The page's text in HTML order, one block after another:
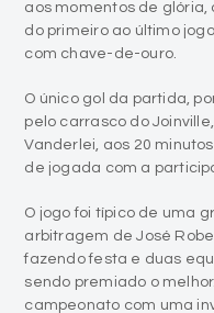
O único gol da partida,
pelo carrasco do
de jogada com a
O jogo foi típico de uma
arbitragem de José
sendo premiado o
campeonato com uma
técnico João Francisco
e Roberto Cavalo, o
de forma invicta. Um